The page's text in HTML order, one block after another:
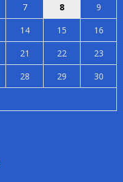
7 8
9
14 15
16
21 22
23
28 29
30